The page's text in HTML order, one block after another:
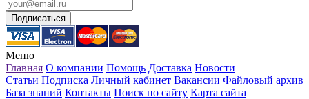
Меню
Главная О компании Помощь Доставка Новости
Статьи Подписка Личный кабинет Вакансии Файловый архив
База знаний Контакты Поиск по сайту Карта сайта